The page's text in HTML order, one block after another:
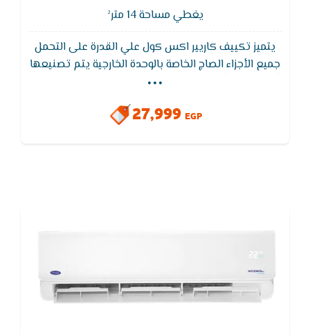
يغطي مساحة 14 متر²
يتميز تكييف كاريير اكس كول علي القدرة على التحمل
جميع الأجزاء الصاج الخاصة بالوحدة الخارجية يتم تصنيعها
من الصاج المجلفن المعالج كيميائيا مقاومة جميع
دهانها أوتوماتيكيا بطريقة الدهان الالكتروستاتيكى
...
27,999 EGP